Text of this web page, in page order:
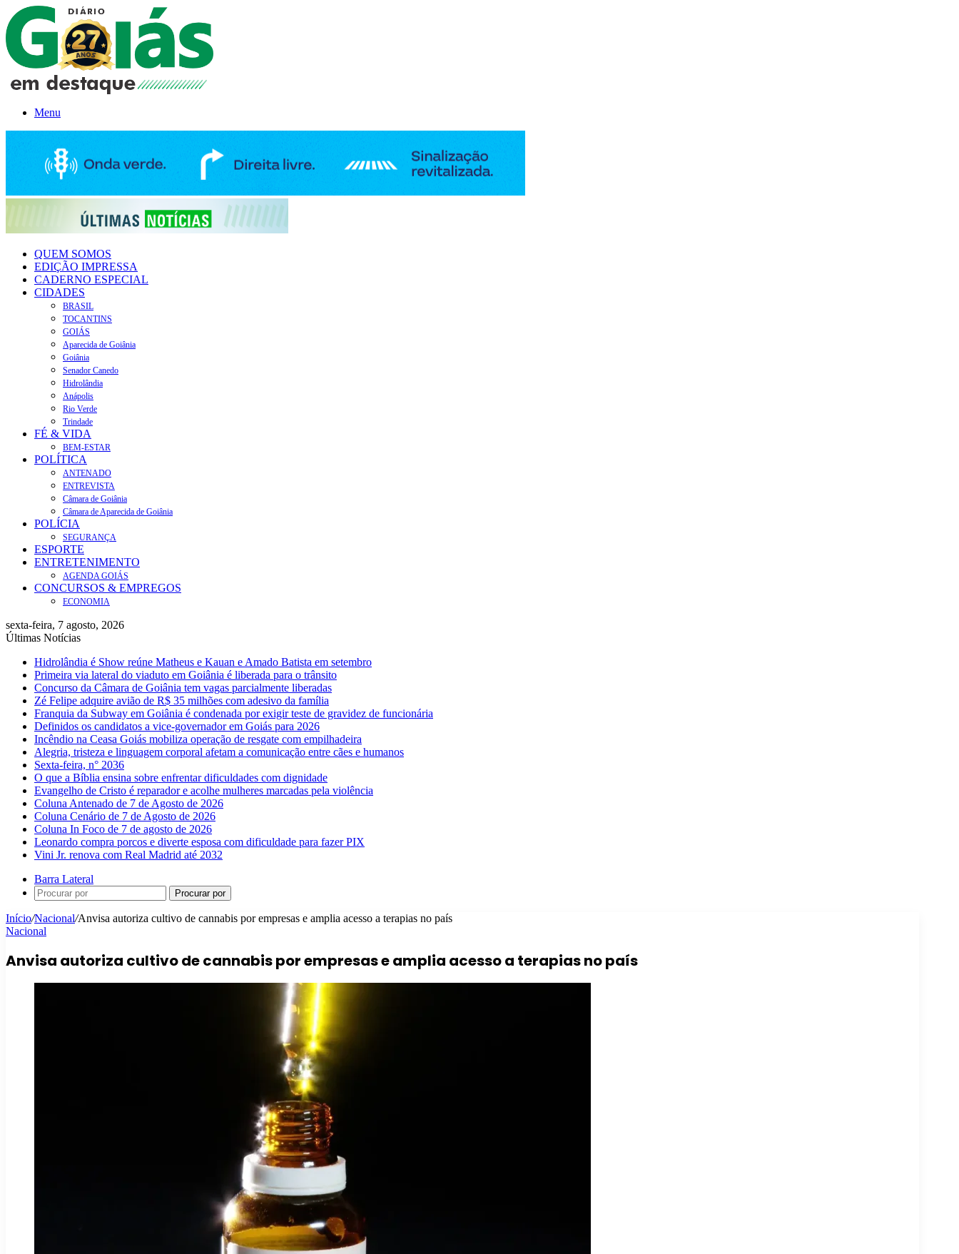
Menu
QUEM SOMOS
EDIÇÃO IMPRESSA
CADERNO ESPECIAL
CIDADES
BRASIL
TOCANTINS
GOIÁS
Aparecida de Goiânia
Goiânia
Senador Canedo
Hidrolândia
Anápolis
Rio Verde
Trindade
FÉ & VIDA
BEM-ESTAR
POLÍTICA
ANTENADO
ENTREVISTA
Câmara de Goiânia
Câmara de Aparecida de Goiânia
POLÍCIA
SEGURANÇA
ESPORTE
ENTRETENIMENTO
AGENDA GOIÁS
CONCURSOS & EMPREGOS
ECONOMIA
sexta-feira, 7 agosto, 2026
Últimas Notícias
Hidrolândia é Show reúne Matheus e Kauan e Amado Batista em setembro
Primeira via lateral do viaduto em Goiânia é liberada para o trânsito
Concurso da Câmara de Goiânia tem vagas parcialmente liberadas
Zé Felipe adquire avião de R$ 35 milhões com adesivo da família
Franquia da Subway em Goiânia é condenada por exigir teste de gravidez de funcionária
Definidos os candidatos a vice-governador em Goiás para 2026
Incêndio na Ceasa Goiás mobiliza operação de resgate com empilhadeira
Alegria, tristeza e linguagem corporal afetam a comunicação entre cães e humanos
Sexta-feira, n° 2036
O que a Bíblia ensina sobre enfrentar dificuldades com dignidade
Evangelho de Cristo é reparador e acolhe mulheres marcadas pela violência
Coluna Antenado de 7 de Agosto de 2026
Coluna Cenário de 7 de Agosto de 2026
Coluna In Foco de 7 de agosto de 2026
Leonardo compra porcos e diverte esposa com dificuldade para fazer PIX
Vini Jr. renova com Real Madrid até 2032
Barra Lateral
Procurar por
Início/Nacional/Anvisa autoriza cultivo de cannabis por empresas e amplia acesso a terapias no país
Nacional
Anvisa autoriza cultivo de cannabis por empresas e amplia acesso a terapias no país